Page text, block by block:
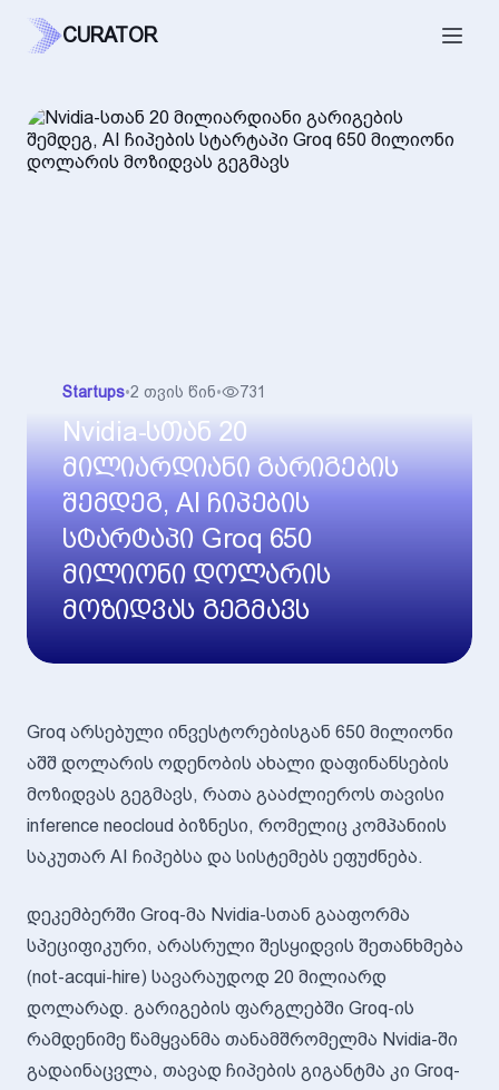
CURATOR
Startups•2 თვის წინ• 731
Nvidia-სთან 20
მილიარდიანი გარიგების
შემდეგ, AI ჩიპების
სტარტაპი Groq 650
მილიონი დოლარის
მოზიდვას გეგმავს
Groq არსებული ინვესტორებისგან 650 მილიონი
აშშ დოლარის ოდენობის ახალი დაფინანსების
მოზიდვას გეგმავს, რათა გააძლიეროს თავისი
inference neocloud ბიზნესი, რომელიც კომპანიის
საკუთარ AI ჩიპებსა და სისტემებს ეფუძნება.
დეკემბერში Groq-მა Nvidia-სთან გააფორმა
სპეციფიკური, არასრული შესყიდვის შეთანხმება
(not-acqui-hire) სავარაუდოდ 20 მილიარდ
დოლარად. გარიგების ფარგლებში Groq-ის
რამდენიმე წამყვანმა თანამშრომელმა Nvidia-ში
გადაინაცვლა, თავად ჩიპების გიგანტმა კი Groq-